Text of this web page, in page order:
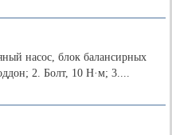
насос, блок балансирных
2. Болт, 10 Н·м; 3....